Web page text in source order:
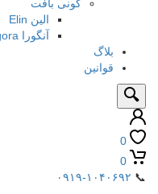
گونی بافت
الین Elin
آنگورا Angora
بلاگ
قوانین
0
0
📞 ۰۹۱۹-۱۰۴۰۶۹۲